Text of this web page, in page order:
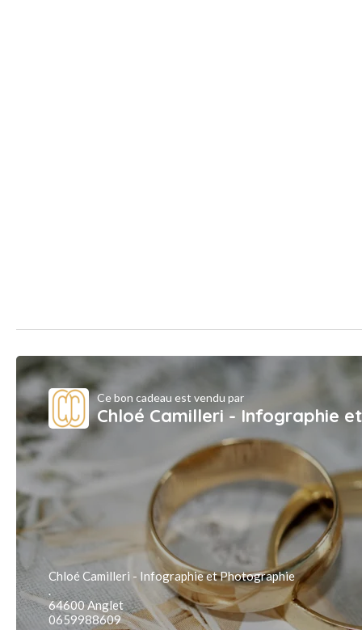
Ce bon cadeau est vendu par
Chloé Camilleri - Infographie
Chloé Camilleri - Infographie et Photographie
.
64600 Anglet
0659988609